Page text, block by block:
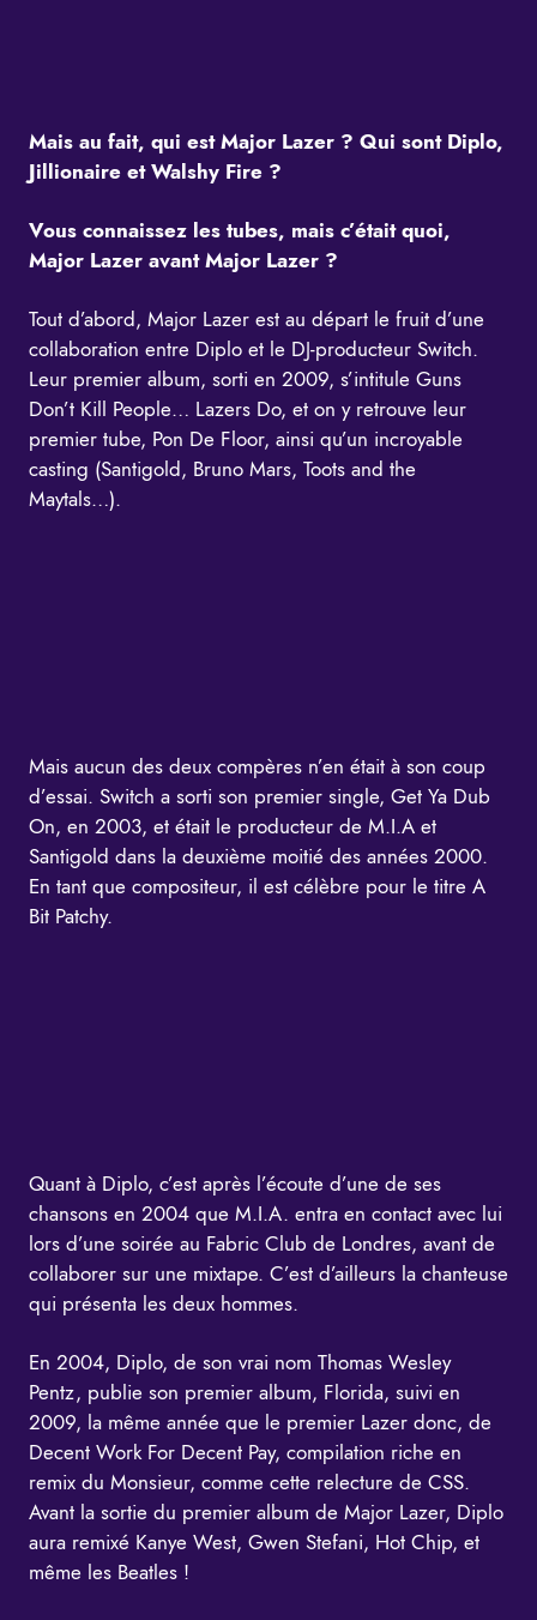
Mais au fait, qui est Major Lazer ? Qui sont Diplo,
Jillionaire et Walshy Fire ?
Vous connaissez les tubes, mais c’était quoi,
Major Lazer avant Major Lazer ?
Tout d’abord, Major Lazer est au départ le fruit d’une
collaboration entre Diplo et le DJ-producteur Switch.
Leur premier album, sorti en 2009, s’intitule Guns
Don’t Kill People… Lazers Do, et on y retrouve leur
premier tube, Pon De Floor, ainsi qu’un incroyable
casting (Santigold, Bruno Mars, Toots and the
Maytals…).
Mais aucun des deux compères n’en était à son coup
d’essai. Switch a sorti son premier single, Get Ya Dub
On, en 2003, et était le producteur de M.I.A et
Santigold dans la deuxième moitié des années 2000.
En tant que compositeur, il est célèbre pour le titre A
Bit Patchy.
Quant à Diplo, c’est après l’écoute d’une de ses
chansons en 2004 que M.I.A. entra en contact avec lui
lors d’une soirée au Fabric Club de Londres, avant de
collaborer sur une mixtape. C’est d’ailleurs la chanteuse
qui présenta les deux hommes.
En 2004, Diplo, de son vrai nom Thomas Wesley
Pentz, publie son premier album, Florida, suivi en
2009, la même année que le premier Lazer donc, de
Decent Work For Decent Pay, compilation riche en
remix du Monsieur, comme cette relecture de CSS.
Avant la sortie du premier album de Major Lazer, Diplo
aura remixé Kanye West, Gwen Stefani, Hot Chip, et
même les Beatles !